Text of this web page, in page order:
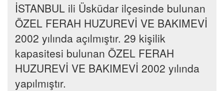
İSTANBUL ili Üsküdar ilçesinde bulunan
ÖZEL FERAH HUZUREVİ VE BAKIMEVİ
2002 yılında açılmıştır. 29 kişilik
kapasitesi bulunan ÖZEL FERAH
HUZUREVİ VE BAKIMEVİ 2002 yılında
yapılmıştır.